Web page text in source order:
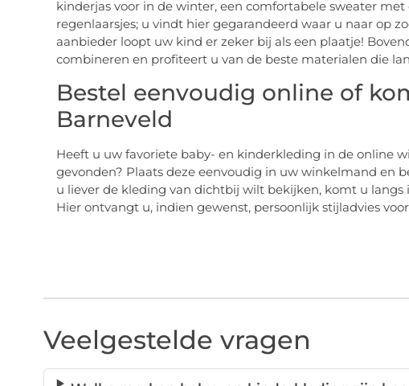
kinderjas voor in de winter, een comfortabele sweater
regenlaarsjes; u vindt hier gegarandeerd waar u naar op
aanbieder loopt uw kind er zeker bij als een plaatje!
combineren en profiteert u van de beste materialen die
Bestel eenvoudig online of
Barneveld
Heeft u uw favoriete baby- en kinderkleding in de online
gevonden? Plaats deze eenvoudig in uw winkelmand en
u liever de kleding van dichtbij wilt bekijken, komt u langs
Hier ontvangt u, indien gewenst, persoonlijk stijladvies
Veelgestelde vragen